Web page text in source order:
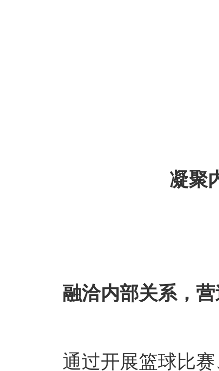
凝聚
融洽内部关系，
通过开展篮球比